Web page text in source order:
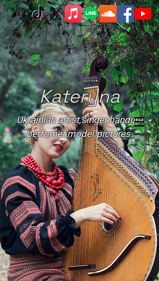
Kateryna
Ukrainian artist,singer,bandura
perfomer,model pictures